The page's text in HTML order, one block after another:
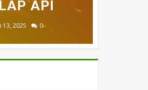
DUNIA
2026 0
27, 2025
26, 2025 0
API
13, 2025 0
18, 2025 0